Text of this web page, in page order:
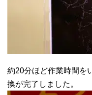
約20分ほど作業時間を
換が完了しました。